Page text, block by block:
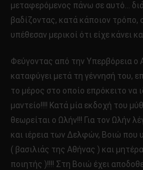
μεταφερόμενος πάνω σε αυτό…
βαδίζοντας, κατά κάποιον τρόπο,
υπέθεσαν μερικοί ότι είχε κάνει
Φεύγοντας από την Υπερβόρεια ο
καταφύγει μετά τη γέννησή του,
το μέρος στο οποίο επρόκειτο να
μαντείο!!!! Κατά μία εκδοχή του
θεωρείται ο Ωλήν!!! Για τον Ωλήν
και ιέρεια των Δελφών, Βοιώ που
( βασιλιάς της Αθήνας ) και
ποιητής )!!!! Στη Βοιώ έχει